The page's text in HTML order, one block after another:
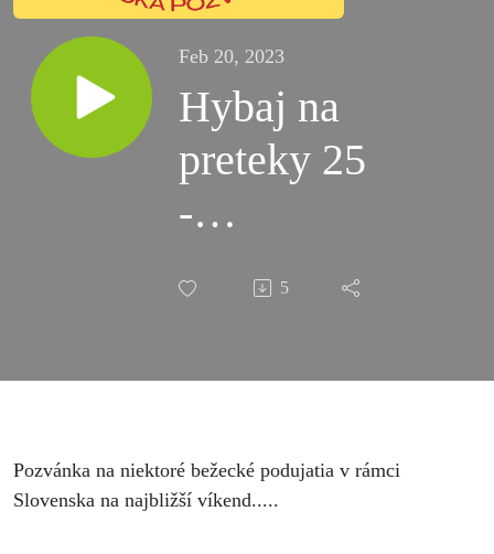
Feb 20, 2023
Hybaj na
preteky 25
-
26.02.2023
5
Pozvánka na niektoré bežecké podujatia v rámci
Slovenska na najbližší víkend.....